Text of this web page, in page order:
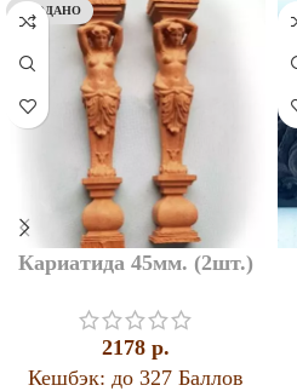
ПРОДАНО
Кариатида 45мм. (2шт.)
2178 p.
Кешбэк: до 327 Баллов